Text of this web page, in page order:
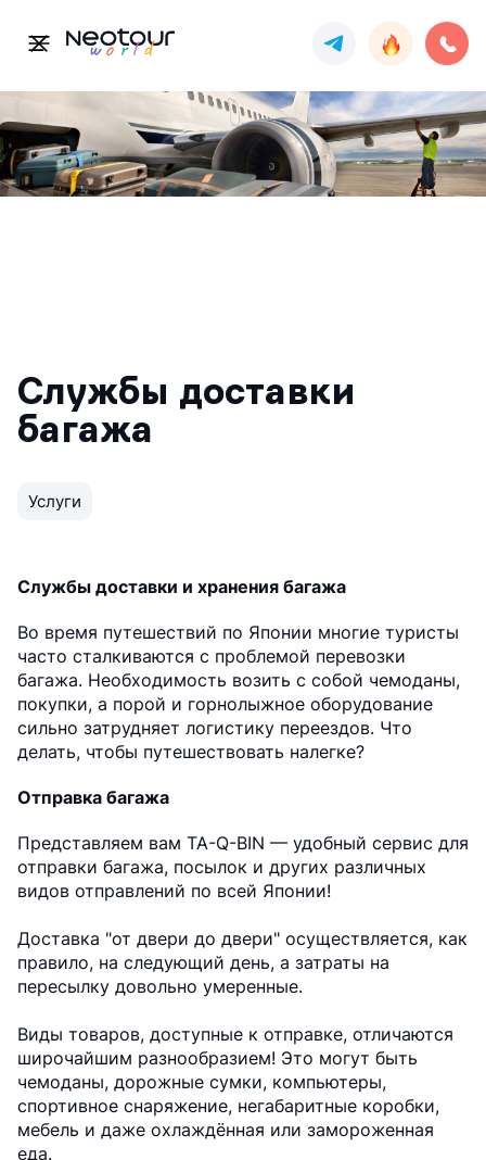
Службы доставки
багажа
Услуги
Службы доставки и хранения багажа
Во время путешествий по Японии многие туристы
часто сталкиваются с проблемой перевозки
багажа. Необходимость возить с собой чемоданы,
покупки, а порой и горнолыжное оборудование
сильно затрудняет логистику переездов. Что
делать, чтобы путешествовать налегке?
Отправка багажа
Представляем вам TA-Q-BIN — удобный сервис для
отправки багажа, посылок и других различных
видов отправлений по всей Японии!
Доставка "от двери до двери" осуществляется, как
правило, на следующий день, а затраты на
пересылку довольно умеренные.
Виды товаров, доступные к отправке, отличаются
широчайшим разнообразием! Это могут быть
чемоданы, дорожные сумки, компьютеры,
спортивное снаряжение, негабаритные коробки,
мебель и даже охлаждённая или замороженная
еда.